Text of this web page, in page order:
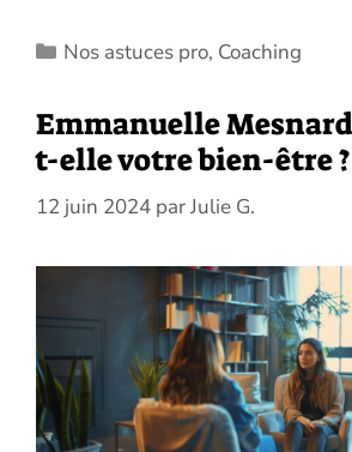
Catégories
Nos astuces pro, Coaching
Emmanuelle
t-elle votre bien-être ?
12 juin 2024 parJulie G.